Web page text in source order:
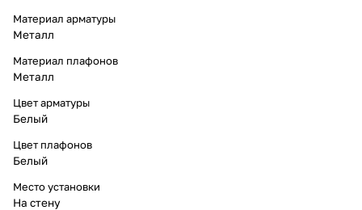
Материал арматуры
Металл
Материал плафонов
Металл
Цвет арматуры
Белый
Цвет плафонов
Белый
Место установки
На стену